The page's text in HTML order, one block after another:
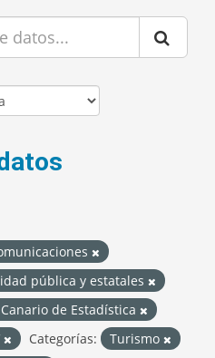
pública y estatales
de Estadística
Categorías:
Turismo